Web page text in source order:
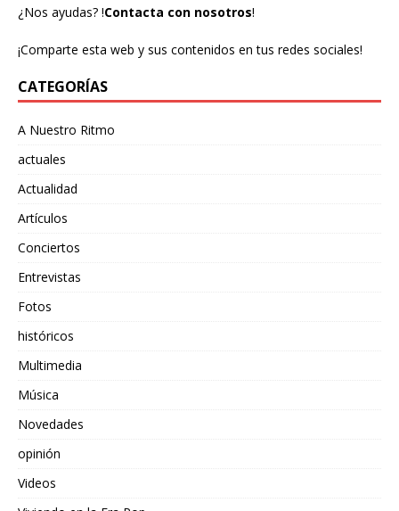
¿Nos ayudas? !Contacta con nosotros!
¡Comparte esta web y sus contenidos en tus redes sociales!
CATEGORÍAS
A Nuestro Ritmo
actuales
Actualidad
Artículos
Conciertos
Entrevistas
Fotos
históricos
Multimedia
Música
Novedades
opinión
Videos